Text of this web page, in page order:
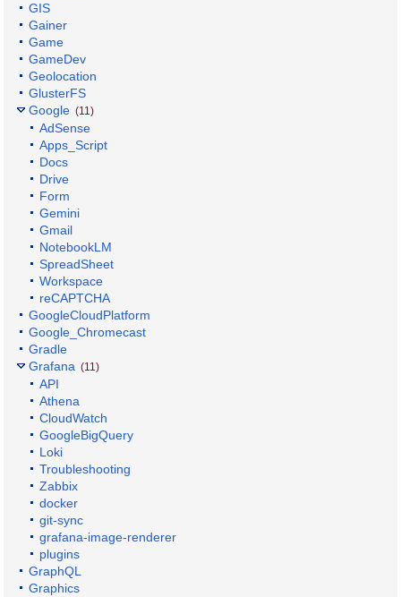
GIS
Gainer
Game
GameDev
Geolocation
GlusterFS
Google (11)
AdSense
Apps_Script
Docs
Drive
Form
Gemini
Gmail
NotebookLM
SpreadSheet
Workspace
reCAPTCHA
GoogleCloudPlatform
Google_Chromecast
Gradle
Grafana (11)
API
Athena
CloudWatch
GoogleBigQuery
Loki
Troubleshooting
Zabbix
docker
git-sync
grafana-image-renderer
plugins
GraphQL
Graphics